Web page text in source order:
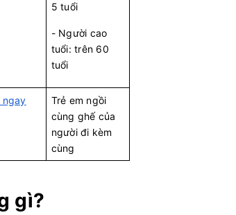
5 tuổi
- Người cao
tuổi: trên 60
tuổi
Trẻ em ngồi
cùng ghế của
người đi kèm
cùng
gì?